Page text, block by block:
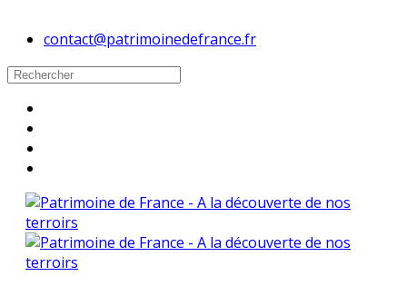
contact@patrimoinedefrance.fr